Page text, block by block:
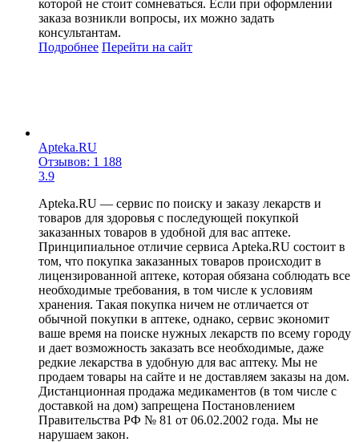
которой не стоит сомневаться. Если при оформлении
заказа возникли вопросы, их можно задать
консультантам.
Подробнее Перейти на сайт
Apteka.RU
Отзывов: 1 188
3.9
Apteka.RU — сервис по поиску и заказу лекарств и
товаров для здоровья с последующей покупкой
заказанных товаров в удобной для вас аптеке.
Принципиальное отличие сервиса Apteka.RU состоит в
том, что покупка заказанных товаров происходит в
лицензированной аптеке, которая обязана соблюдать все
необходимые требования, в том числе к условиям
хранения. Такая покупка ничем не отличается от
обычной покупки в аптеке, однако, сервис экономит
ваше время на поиске нужных лекарств по всему городу
и дает возможность заказать все необходимые, даже
редкие лекарства в удобную для вас аптеку. Мы не
продаем товары на сайте и не доставляем заказы на дом.
Дистанционная продажа медикаментов (в том числе с
доставкой на дом) запрещена Постановлением
Правительства РФ № 81 от 06.02.2002 года. Мы не
нарушаем закон.